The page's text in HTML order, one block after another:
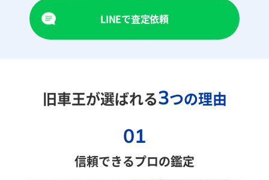
LINEで査定依頼
旧車王が選ばれる3つの理由
01
信頼できるプロの鑑定